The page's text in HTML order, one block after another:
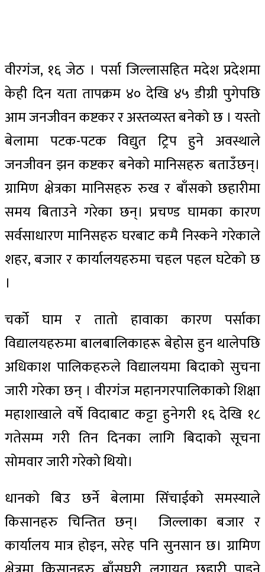
वीरगंज, १६ जेठ । पर्सा जिल्लासहित मदेश प्रदेशमा
केही दिन यता तापक्रम ४० देखि ४५ डीग्री पुगेपछि
आम जनजीवन कष्टकर र अस्तव्यस्त बनेको छ । यस्तो
बेलामा पटक-पटक विद्युत ट्रिप हुने अवस्थाले
जनजीवन झन कष्टकर बनेको मानिसहरु बताउँछन्।
ग्रामिण क्षेत्रका मानिसहरु रुख र बाँसको छहारीमा
समय बिताउने गरेका छन्। प्रचण्ड घामका कारण
सर्वसाधारण मानिसहरु घरबाट कमै निस्कने गरेकाले
शहर, बजार र कार्यालयहरुमा चहल पहल घटेको छ
।
चर्को घाम र तातो हावाका कारण पर्साका
विद्यालयहरुमा बालबालिकाहरू बेहोस हुन थालेपछि
अधिकाश पालिकहरुले विद्यालयमा बिदाको सुचना
जारी गरेका छन् । वीरगंज महानगरपालिकाको शिक्षा
महाशाखाले वर्षे विदाबाट कट्टा हुनेगरी १६ देखि १८
गतेसम्म गरी तिन दिनका लागि बिदाको सूचना
सोमवार जारी गरेको थियो।
धानको बिउ छर्ने बेलामा सिंचाईको समस्याले
किसानहरु चिन्तित छन्। जिल्लाका बजार र
कार्यालय मात्र होइन, सरेह पनि सुनसान छ। ग्रामिण